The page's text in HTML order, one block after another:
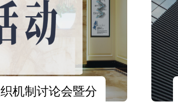
机制讨论会暨分